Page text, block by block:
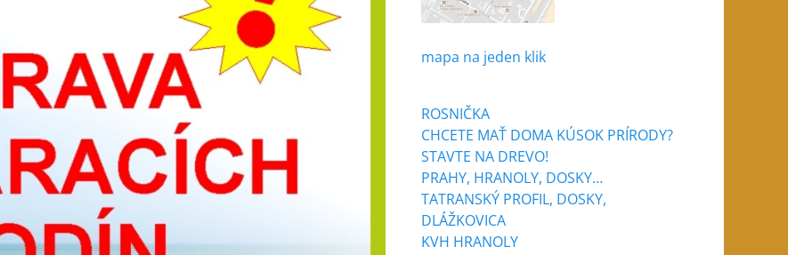
mapa na jeden klik
ROSNIČKA
CHCETE MAŤ DOMA KÚSOK PRÍRODY?
STAVTE NA DREVO!
PRAHY, HRANOLY, DOSKY…
TATRANSKÝ PROFIL, DOSKY,
DLÁŽKOVICA
KVH HRANOLY